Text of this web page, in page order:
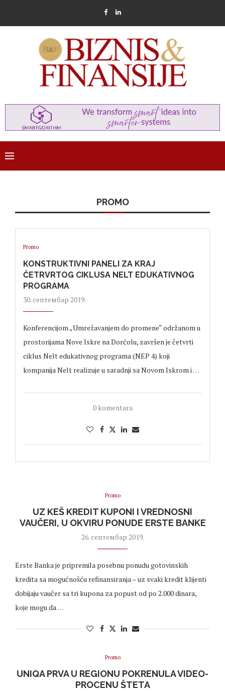
PROMO
Promo
KONSTRUKTIVNI PANELI ZA KRAJ
ČETRVRTOG CIKLUSA NELT EDUKATIVNOG
PROGRAMA
30. септембар 2019.
Konferencijom „Umrežavanjem do promene“ održanom u
prostorijama Nove Iskre na Dorćolu, završen je četvrti
ciklus Nelt edukativnog programa (NEP 4) koji
kompanija Nelt realizuje u saradnji sa Novom Iskrom i …
0 komentara
Promo
UZ KEŠ KREDIT KUPONI I VREDNOSNI
VAUČERI, U OKVIRU PONUDE ERSTE BANKE
26. септембар 2019.
Erste Banka je pripremila posebnu ponudu gotovinskih
kredita sa mogućnošću refinansiranja – uz svaki kredit klijenti
dobijaju vaučer sa tri kupona za popust od po 2.000 dinara,
koje mogu da …
Promo
UNIQA PRVA U REGIONU POKRENULA VIDEO-
PROCENU ŠTETA